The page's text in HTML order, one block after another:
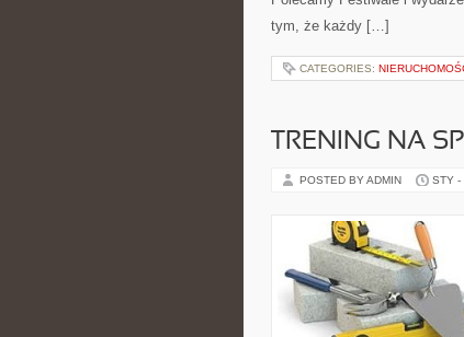
tym, że każdy […]
CATEGORIES:
TRENING NA
POSTED BY ADMIN STY -